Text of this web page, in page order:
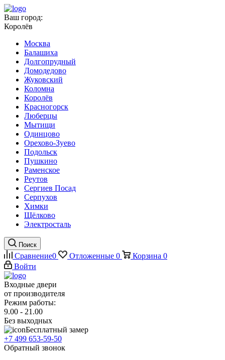
Ваш город:
Королёв
Москва
Балашиха
Долгопрудный
Домодедово
Жуковский
Коломна
Королёв
Красногорск
Люберцы
Мытищи
Одинцово
Орехово-Зуево
Подольск
Пушкино
Раменское
Реутов
Сергиев Посад
Серпухов
Химки
Щёлково
Электросталь
Поиск
Сравнение0 Отложенные 0 Корзина 0
Войти
Входные двери
от производителя
Режим работы:
9.00 - 21.00
Без выходных
Бесплатный замер
+7 499 653-59-50
Обратный звонок